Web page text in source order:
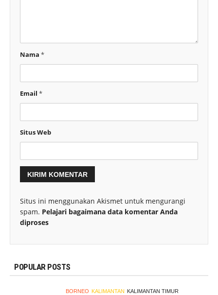
Nama *
Email *
Situs Web
Situs ini menggunakan Akismet untuk mengurangi
spam. Pelajari bagaimana data komentar Anda
diproses
POPULAR POSTS
BORNEO KALIMANTAN KALIMANTAN TIMUR